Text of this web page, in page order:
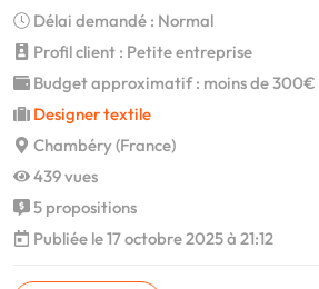
Délai demandé : Normal
Profil client : Petite entreprise
Budget approximatif : moins de 300€
Designer textile
Chambéry (France)
439 vues
5 propositions
Publiée le 17 octobre 2025 à 21:12